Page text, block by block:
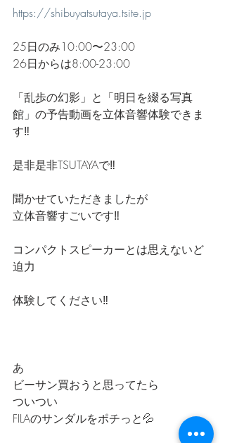
https://shibuyatsutaya.tsite.jp
25日のみ10:00〜23:00
26日からは8:00-23:00
「乱歩の幻影」と「明日を綴る写真
館」の予告動画を立体音響体験できま
す‼️
是非是非TSUTAYAで‼️
聞かせていただきましたが
立体音響すごいです‼️
コンパクトスピーカーとは思えないど
迫力
体験してください‼️
あ
ビーサン買おうと思ってたら
ついつい
FILAのサンダルをポチっと💦